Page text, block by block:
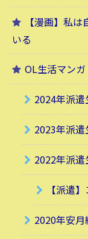
【漫画】私
いる
OL生活マンガ
2024年派
2023年派
2022年派
【派遣
2020年安